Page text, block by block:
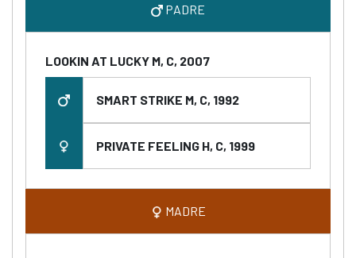
PADRE
LOOKIN AT LUCKY M, C, 2007
SMART STRIKE M, C, 1992
PRIVATE FEELING H, C, 1999
MADRE